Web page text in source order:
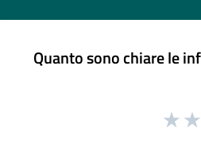
Quanto sono chiare le